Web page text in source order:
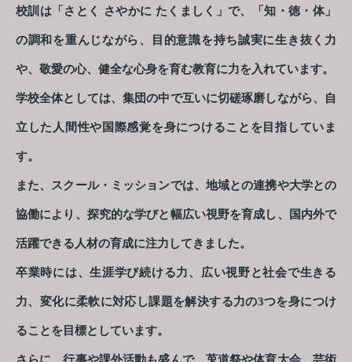
校訓は「さとく さやかに たくましく」で、「知・徳・体」
の調和を重んじながら、目的意識を持ち誠実に生き抜く力
や、敬愛の心、健全な心身を育む教育に力を入れています。
学校全体としては、集団の中で互いに切磋琢磨しながら、自
立した人間性や国際感覚を身につけることを目指していま
す。
また、スクール・ミッションでは、地域との連携や大学との
協働により、探究的な学びと幅広い視野を育成し、国内外で
活躍できる人材の育成に注力してきました。
卒業時には、生涯学び続ける力、広い視野と社会で生きる
力、変化に柔軟に対応し課題を解決する力の3つを身につけ
ることを目標としています。
さらに、行事や課外活動も盛んで、莵道祭や体育大会、芸術